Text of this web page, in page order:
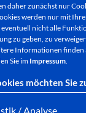
daher zunächst nur
werden nur mit
nicht alle
zu geben, zu
Informationen finden
Sie im Impressum.
möchten Sie
/ Analyse
Viele
Wichtigster
Bad Hersfeld.